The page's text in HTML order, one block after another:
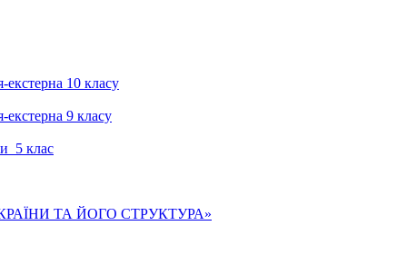
екстерна 10 класу
екстерна 9 класу
5 клас
ТА ЙОГО СТРУКТУРА»